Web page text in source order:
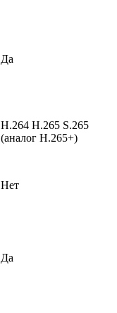
Да
H.264 H.265 S.265
(аналог H.265+)
Нет
Да